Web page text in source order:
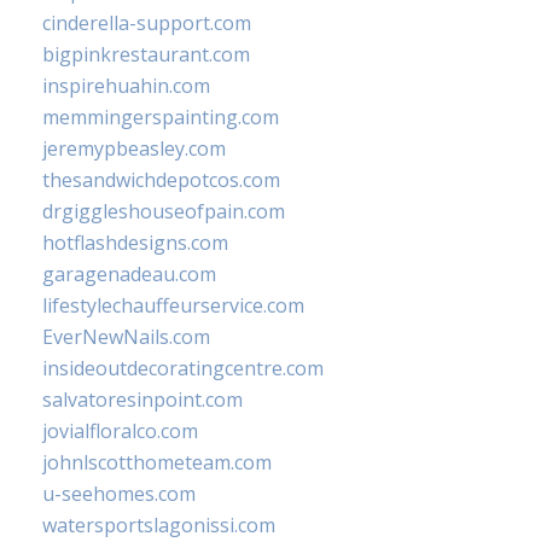
cinderella-support.com
bigpinkrestaurant.com
inspirehuahin.com
memmingerspainting.com
jeremypbeasley.com
thesandwichdepotcos.com
drgiggleshouseofpain.com
hotflashdesigns.com
garagenadeau.com
lifestylechauffeurservice.com
EverNewNails.com
insideoutdecoratingcentre.com
salvatoresinpoint.com
jovialfloralco.com
johnlscotthometeam.com
u-seehomes.com
watersportslagonissi.com